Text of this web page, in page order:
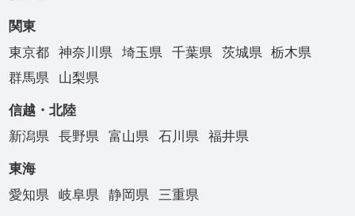
関東
東京都
神奈川県 埼玉県 千葉県 茨城県
栃木県
群馬県
山梨県
信越・北陸
新潟県
長野県 富山県 石川県 福井県
東海
愛知県
岐阜県 静岡県 三重県